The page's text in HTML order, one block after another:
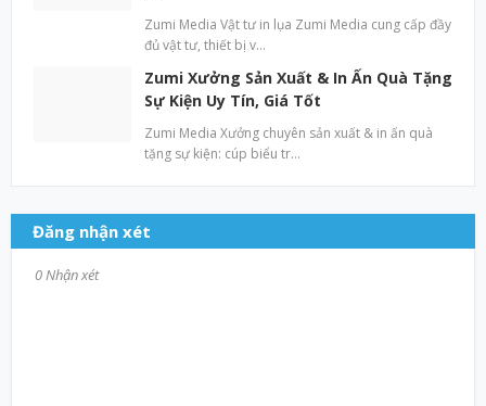
Zumi Media Vật tư in lụa Zumi Media cung cấp đầy
đủ vật tư, thiết bị v…
Zumi Xưởng Sản Xuất & In Ấn Quà Tặng
Sự Kiện Uy Tín, Giá Tốt
Zumi Media Xưởng chuyên sản xuất & in ấn quà
tặng sự kiện: cúp biểu tr…
Đăng nhận xét
0 Nhận xét